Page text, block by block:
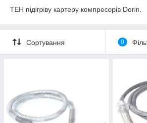
ТЕН підігріву картеру компресорів Dorin.
Сортування 0